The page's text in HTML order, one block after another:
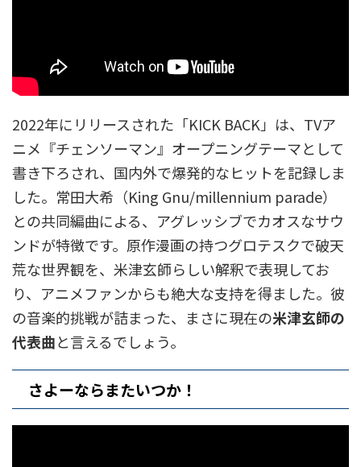
2022年にリリースされた「KICK BACK」は、TVア
ニメ『チェンソーマン』オープニングテーマとして
書き下ろされ、国内外で爆発的なヒットを記録しま
した。常田大希（King Gnu/millennium parade）
との共同編曲による、アグレッシブでカオスなサウ
ンドが特徴です。原作漫画の持つグロテスクで破天
荒な世界観を、米津玄師らしい解釈で表現してお
り、アニメファンからも絶大な支持を得ました。彼
の音楽的挑戦が詰まった、まさに現在の米津玄師の
代表曲と言えるでしょう。
さよーならまたいつか！